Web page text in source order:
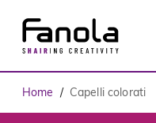
Home / Capelli colorati